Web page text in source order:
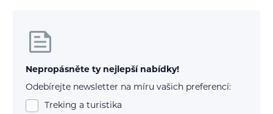
Nepropásněte ty nejlepší nabídky!
Odebírejte newsletter na míru vašich preferencí:
Treking a turistika